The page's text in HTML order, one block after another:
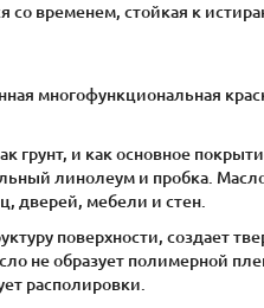
со временем, стойкая к
многофункциональная
грунт, и как основное
линолеум и пробка.
дверей, мебели и стен.
поверхности, создает
не образует полимерной
располировки.